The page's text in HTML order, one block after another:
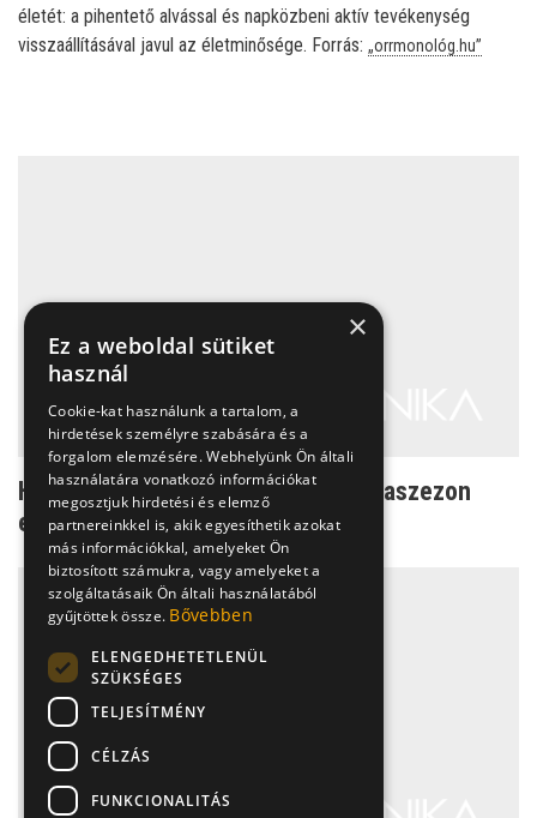
életét: a pihentető alvással és napközbeni aktív tevékenység
visszaállításával javul az életminősége. Forrás: „orrmonológ.hu”
Ha az orrod mesélni tudna – allergiaszezon
előtt
×
Ez a weboldal sütiket
használ
Cookie-kat használunk a tartalom, a
hirdetések személyre szabására és a
forgalom elemzésére. Webhelyünk Ön általi
használatára vonatkozó információkat
megosztjuk hirdetési és elemző
partnereinkkel is, akik egyesíthetik azokat
más információkkal, amelyeket Ön
biztosított számukra, vagy amelyeket a
szolgáltatásaik Ön általi használatából
gyűjtöttek össze. Bővebben
ELENGEDHETETLENÜL
SZÜKSÉGES
TELJESÍTMÉNY
CÉLZÁS
FUNKCIONALITÁS